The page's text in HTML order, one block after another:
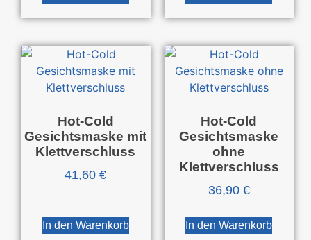
Hot-Cold
Gesichtsmaske mit
Klettverschluss
41,60€
In den Warenkorb
Hot-Cold
Gesichtsmaske
ohne
Klettverschluss
36,90 €
In den Warenkorb